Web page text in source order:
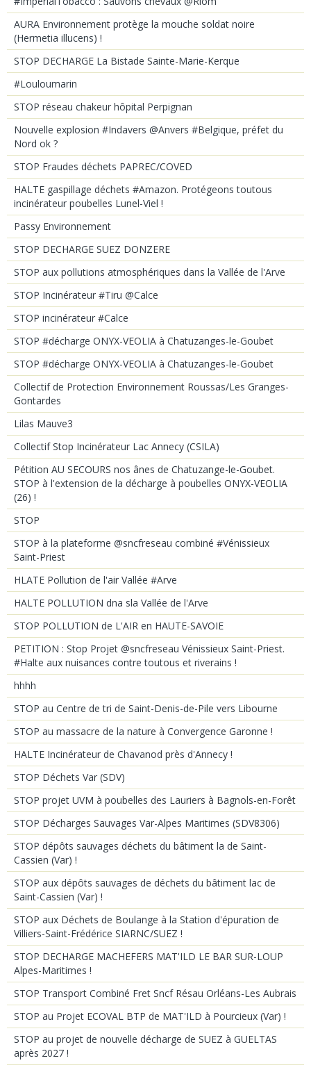
AURA Environnement protège la mouche soldat noire
(Hermetia illucens) !
STOP DECHARGE La Bistade Sainte-Marie-Kerque
#Louloumarin
STOP réseau chakeur hôpital Perpignan
Nouvelle explosion #Indavers @Anvers #Belgique, préfet du
Nord ok ?
STOP Fraudes déchets PAPREC/COVED
HALTE gaspillage déchets #Amazon. Protégeons toutous
incinérateur poubelles Lunel-Viel !
Passy Environnement
STOP DECHARGE SUEZ DONZERE
STOP aux pollutions atmosphériques dans la Vallée de l'Arve
STOP Incinérateur #Tiru @Calce
STOP incinérateur #Calce
STOP #décharge ONYX-VEOLIA à Chatuzanges-le-Goubet
STOP #décharge ONYX-VEOLIA à Chatuzanges-le-Goubet
Collectif de Protection Environnement Roussas/Les Granges-
Gontardes
Lilas Mauve3
Collectif Stop Incinérateur Lac Annecy (CSILA)
Pétition AU SECOURS nos ânes de Chatuzange-le-Goubet.
STOP à l'extension de la décharge à poubelles ONYX-VEOLIA
(26) !
STOP
STOP à la plateforme @sncfreseau combiné #Vénissieux
Saint-Priest
HLATE Pollution de l'air Vallée #Arve
HALTE POLLUTION dna sla Vallée de l'Arve
STOP POLLUTION de L'AIR en HAUTE-SAVOIE
PETITION : Stop Projet @sncfreseau Vénissieux Saint-Priest.
#Halte aux nuisances contre toutous et riverains !
hhhh
STOP au Centre de tri de Saint-Denis-de-Pile vers Libourne
STOP au massacre de la nature à Convergence Garonne !
HALTE Incinérateur de Chavanod près d'Annecy !
STOP Déchets Var (SDV)
STOP projet UVM à poubelles des Lauriers à Bagnols-en-Forêt
STOP Décharges Sauvages Var-Alpes Maritimes (SDV8306)
STOP dépôts sauvages déchets du bâtiment la de Saint-
Cassien (Var) !
STOP aux dépôts sauvages de déchets du bâtiment lac de
Saint-Cassien (Var) !
STOP aux Déchets de Boulange à la Station d'épuration de
Villiers-Saint-Frédérice SIARNC/SUEZ !
STOP DECHARGE MACHEFERS MAT'ILD LE BAR SUR-LOUP
Alpes-Maritimes !
STOP Transport Combiné Fret Sncf Résau Orléans-Les Aubrais
STOP au Projet ECOVAL BTP de MAT'ILD à Pourcieux (Var) !
STOP au projet de nouvelle décharge de SUEZ à GUELTAS
après 2027 !